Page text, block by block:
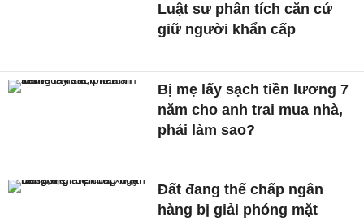
Luật sư phân tích căn cứ
giữ người khẩn cấp
Bị mẹ lấy sạch tiền lương 7
năm cho anh trai mua nhà,
phải làm sao?
Đất đang thế chấp ngân
hàng bị giải phóng mặt